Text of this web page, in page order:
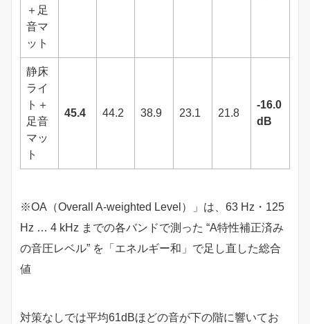
＋足
音マ
ット
静床
ライ
ト＋
足音
マッ
ト
45.4 44.2 38.9 23.1 21.8
-16.0
dB
※OA（Overall A-weighted Level）」は、63 Hz・125
Hz … 4 kHz までの各バンドで測った “A特性補正済み
の音圧レベル” を「エネルギー和」で足し直した総合
値
対策なしでは平均61dBほどの音が下の階に響いてお